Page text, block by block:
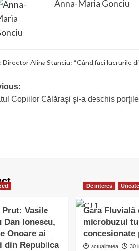
Anna-Maria Gonciu
Director Alina Stanciu: “Când faci lucrurile
Copiilor Călăraşi şi-a deschis porţile
Prut: Vasile
Ionescu,
Onoare ai
din Republica
De interes
Gara Fluvială
microbuzul
concesionate
actualitatea 30